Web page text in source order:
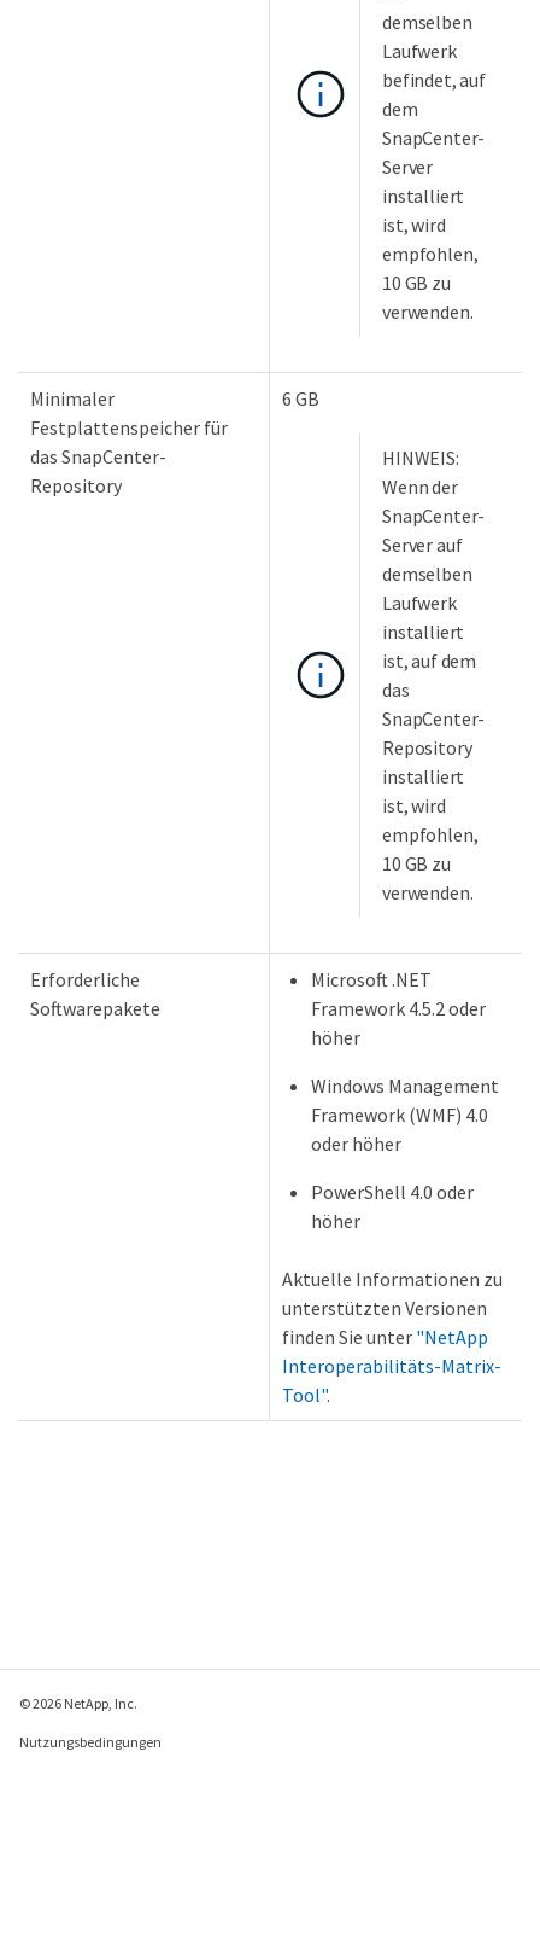
demselben
Laufwerk
befindet, auf
dem
SnapCenter-
Server
installiert
ist, wird
empfohlen,
10 GB zu
verwenden.
Minimaler
Festplattenspeicher für
das SnapCenter-
Repository
6 GB
HINWEIS:
Wenn der
SnapCenter-
Server auf
demselben
Laufwerk
installiert
ist, auf dem
das
SnapCenter-
Repository
installiert
ist, wird
empfohlen,
10 GB zu
verwenden.
Erforderliche
Softwarepakete
Microsoft .NET
Framework 4.5.2 oder
höher
Windows Management
Framework (WMF) 4.0
oder höher
PowerShell 4.0 oder
höher
Aktuelle Informationen zu
unterstützten Versionen
finden Sie unter "NetApp
Interoperabilitäts-Matrix-
Tool".
© 2026 NetApp, Inc.
Nutzungsbedingungen